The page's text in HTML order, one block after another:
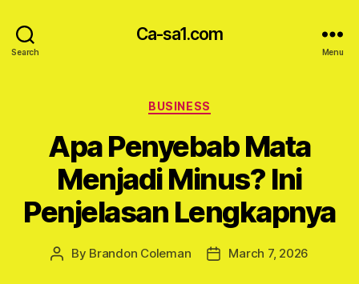
Search
Ca-sa1.com
Menu
Categories
BUSINESS
Apa Penyebab Mata
Menjadi Minus? Ini
Penjelasan Lengkapnya
Post
By Brandon Coleman
PostMarch 7, 2026